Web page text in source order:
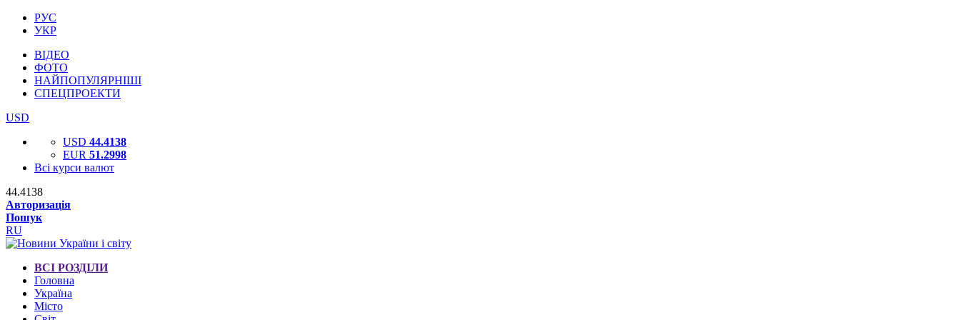
РУС
УКР
ВІДЕО
ФОТО
НАЙПОПУЛЯРНІШІ
СПЕЦПРОЕКТИ
USD
USD 44.4138
EUR 51.2998
Всі курси валют
44.4138
Авторизація
Пошук
RU
ВСІ РОЗДІЛИ
Головна
Україна
Місто